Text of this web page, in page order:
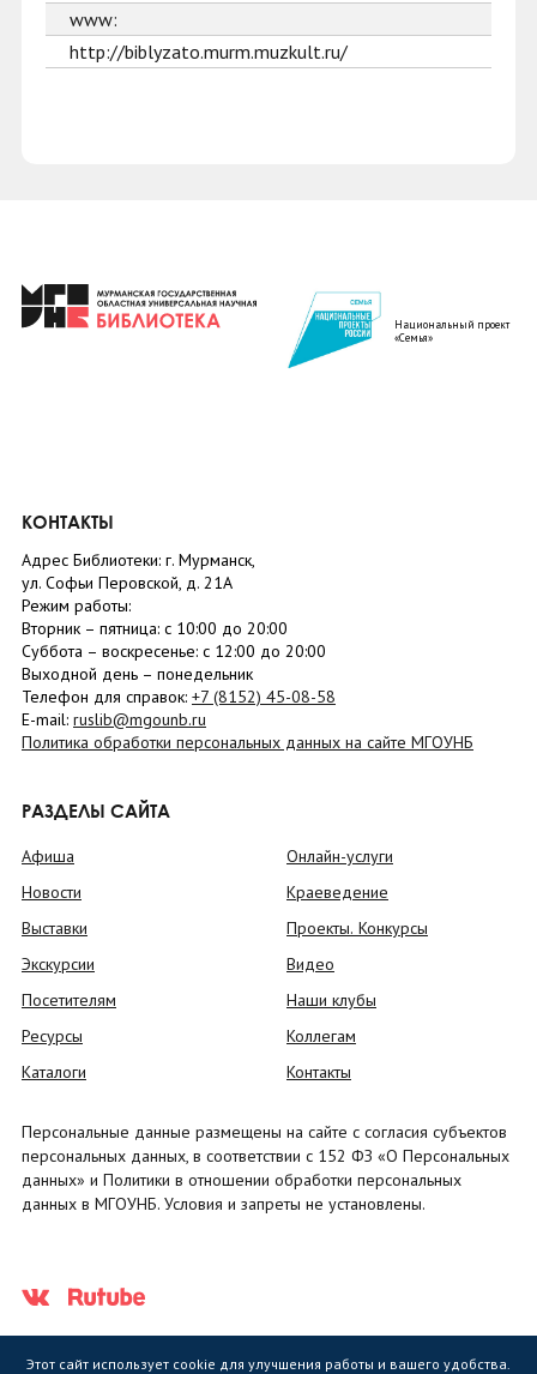
www:
http://biblyzato.murm.muzkult.ru/
Национальный проект
«Семья»
КОНТАКТЫ
Адрес Библиотеки: г. Мурманск,
ул. Софьи Перовской, д. 21А
Режим работы:
Вторник – пятница: с 10:00 до 20:00
Суббота – воскресенье: c 12:00 до 20:00
Выходной день – понедельник
Телефон для справок: +7 (8152) 45-08-58
E-mail: ruslib@mgounb.ru
Политика обработки персональных данных на сайте МГОУНБ
РАЗДЕЛЫ САЙТА
Афиша
Новости
Выставки
Экскурсии
Посетителям
Ресурсы
Каталоги
Онлайн-услуги
Краеведение
Проекты. Конкурсы
Видео
Наши клубы
Коллегам
Контакты
Персональные данные размещены на сайте с согласия субъектов
персональных данных, в соответствии с 152 ФЗ «О Персональных
данных» и Политики в отношении обработки персональных
данных в МГОУНБ. Условия и запреты не установлены.
Этот сайт использует cookie для улучшения работы и вашего удобства.